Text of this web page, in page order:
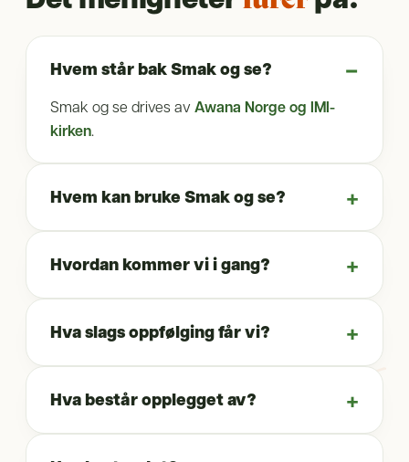
Hvem står bak Smak og se?
Smak og se drives av Awana Norge og IMI-
kirken.
Hvem kan bruke Smak og se?
Hvordan kommer vi i gang?
Hva slags oppfølging får vi?
Hva består opplegget av?